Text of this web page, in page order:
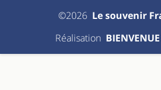
©2026 Le souvenir
Réalisation